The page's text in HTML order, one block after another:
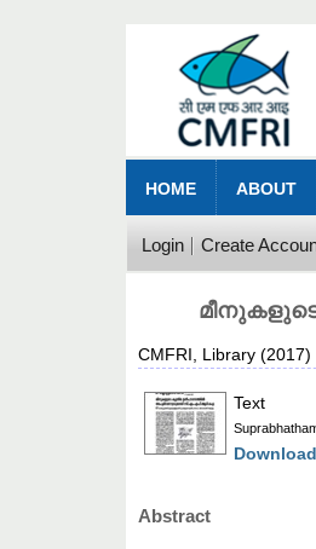
HOME ABOUT
Login Create
മീനുകളുടെ
CMFRI, Library (2017)
Text
Abstract